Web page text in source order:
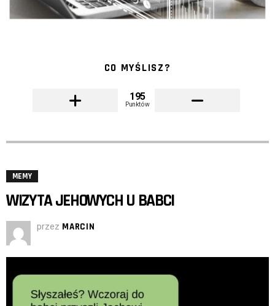
CO MYŚLISZ?
195
Punktów
MEMY
WIZYTA JEHOWYCH U BABCI
przez MARCIN